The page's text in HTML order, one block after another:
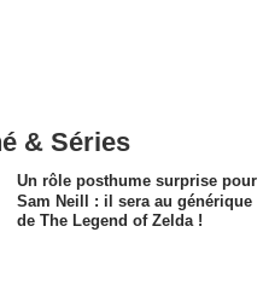
& Séries
Un rôle posthume surprise pour
Sam Neill : il sera au générique
de The Legend of Zelda !